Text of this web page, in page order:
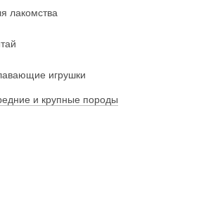
лакомства
игрушки
и крупные породы